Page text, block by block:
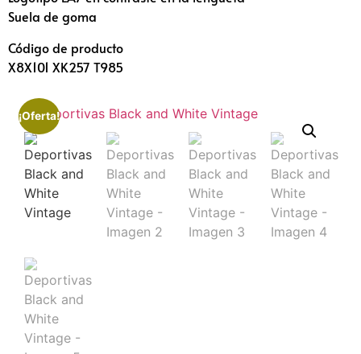
Suela de goma
Código de producto
X8X101 XK257 T985
¡Oferta!